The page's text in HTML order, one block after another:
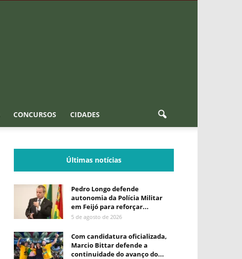
CONCURSOS CIDADES
Últimas notícias
Pedro Longo defende
autonomia da Polícia Militar
em Feijó para reforçar...
5 de agosto de 2026
Com candidatura oficializada,
Marcio Bittar defende a
continuidade do avanço do...